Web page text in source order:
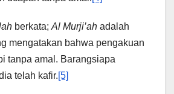
berkata; Al Murji’ah adalah
mengatakan bahwa pengakuan
tanpa amal. Barangsiapa
telah kafir.[5]